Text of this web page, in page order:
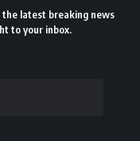
the latest breaking news
to your inbox.